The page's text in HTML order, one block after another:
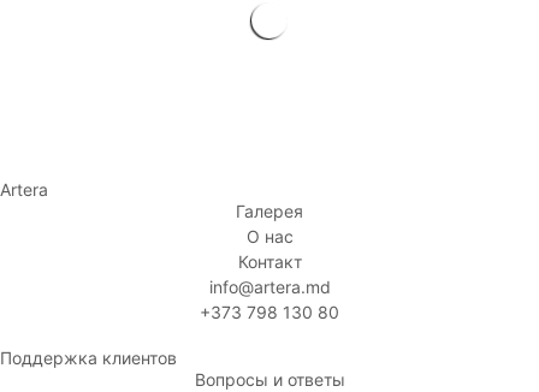
Artera
Галерея
О нас
Контакт
info@artera.md
+373 798 130 80
Поддержка клиентов
Вопросы и ответы